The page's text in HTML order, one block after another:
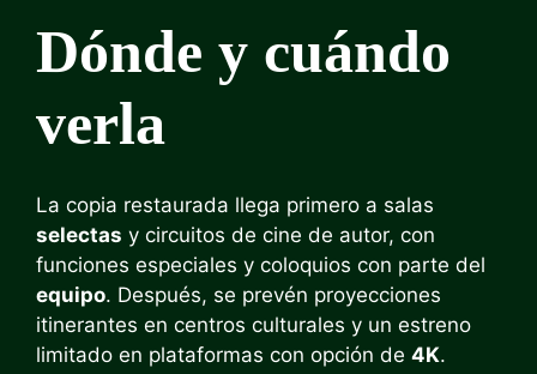
Dónde y cuándo
verla
La copia restaurada llega primero a salas
selectas y circuitos de cine de autor, con
funciones especiales y coloquios con parte del
equipo. Después, se prevén proyecciones
itinerantes en centros culturales y un estreno
limitado en plataformas con opción de 4K.